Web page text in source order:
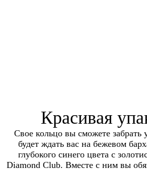
Красивая
Свое кольцо вы сможете забрать
будет ждать вас на бежевом
глубокого синего цвета с
Diamond Club. Вместе с ним вы